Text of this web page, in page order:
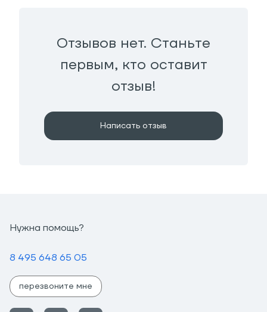
Отзывов нет. Станьте
первым, кто оставит
отзыв!
Написать отзыв
Нужна помощь?
8 495 648 65 05
перезвоните мне